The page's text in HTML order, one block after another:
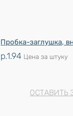
Пробка-заглушка,
р.1.94 Цена за штуку
ОСТАВИТЬ